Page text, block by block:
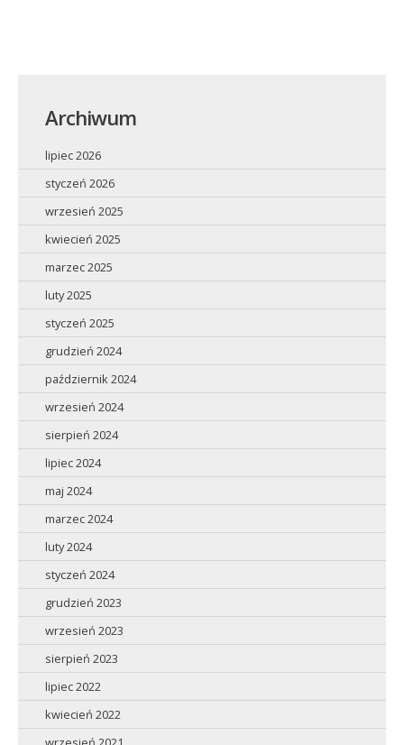
Archiwum
lipiec 2026
styczeń 2026
wrzesień 2025
kwiecień 2025
marzec 2025
luty 2025
styczeń 2025
grudzień 2024
październik 2024
wrzesień 2024
sierpień 2024
lipiec 2024
maj 2024
marzec 2024
luty 2024
styczeń 2024
grudzień 2023
wrzesień 2023
sierpień 2023
lipiec 2022
kwiecień 2022